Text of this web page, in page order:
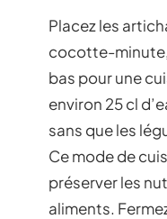
Placez les
cocotte-
bas pour une
environ 25 cl
sans que les
Ce mode de
préserver les
aliments.